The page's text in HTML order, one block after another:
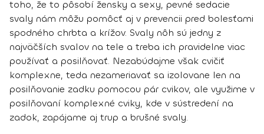
toho, že to pôsobí žensky a sexy, pevné sedacie
svaly nám môžu pomôcť aj v prevencii pred bolesťami
spodného chrbta a krížov. Svaly nôh sú jedny z
najväčších svalov na tele a treba ich pravidelne viac
používať a posilňovať. Nezabúdajme však cvičiť
komplexne, teda nezameriavať sa izolovane len na
posilňovanie zadku pomocou pár cvikov, ale využime v
posilňovaní komplexné cviky, kde v sústredení na
zadok, zapájame aj trup a brušné svaly.